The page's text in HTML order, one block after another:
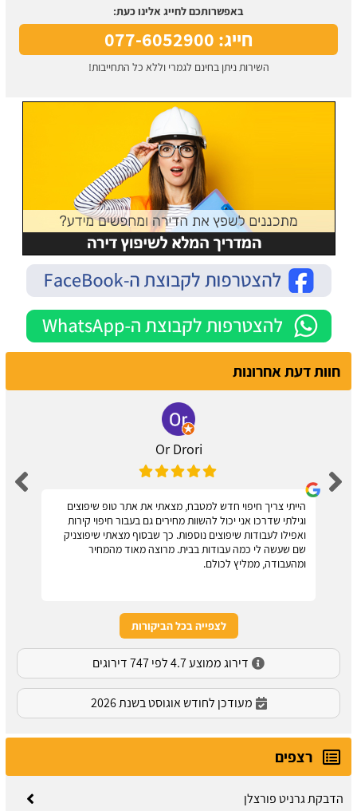
באפשרותכם לחייג אלינו כעת:
חייג: 077-6052900
השירות ניתן בחינם לגמרי וללא כל התחייבות!
חוות דעת אחרונות
Or Drori
הייתי צריך חיפוי חדש למטבח, מצאתי את אתר טופ שיפוצים
וגילתי שדרכו אני יכול להשוות מחירים גם בעבור חיפוי קירות
ואפילו לעבודות שיפוצים נוספות. כך שבסוף מצאתי שיפוצניק
שם שעשה לי כמה עבודות בבית. מרוצה מאוד מהמחיר
ומהעבודה, ממליץ לכולם.
לצפייה בכל הביקורות
דירוג ממוצע 4.7 לפי 747 דירוגים
מעודכן לחודש אוגוסט בשנת 2026
רצפים
הדבקת גרניט פורצלן